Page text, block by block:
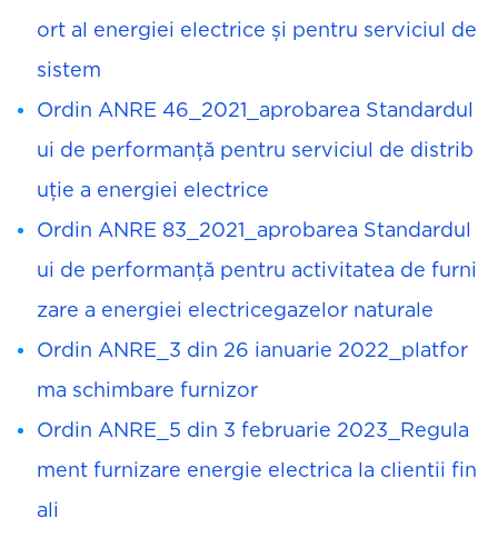
ort al energiei electrice și pentru serviciul de
sistem
Ordin ANRE 46_2021_aprobarea Standardul
ui de performanță pentru serviciul de distrib
uție a energiei electrice
Ordin ANRE 83_2021_aprobarea Standardul
ui de performanță pentru activitatea de furni
zare a energiei electricegazelor naturale
Ordin ANRE_3 din 26 ianuarie 2022_platfor
ma schimbare furnizor
Ordin ANRE_5 din 3 februarie 2023_Regula
ment furnizare energie electrica la clientii fin
ali